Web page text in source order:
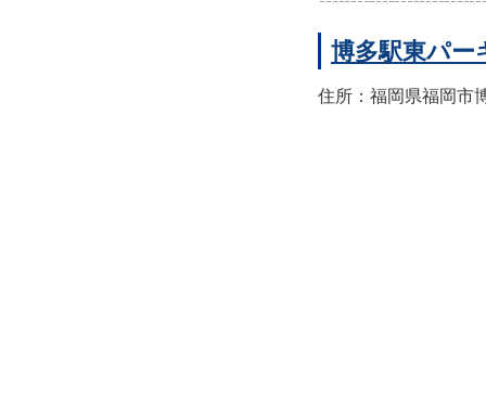
博多駅東パー
住所：福岡県福岡市